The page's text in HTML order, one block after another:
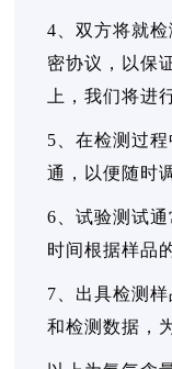
4、双方将就
密协议，以保
上，我们将进
5、在检测过
通，以便随时
6、试验测试
时间根据样品
7、出具检测
和检测数据，